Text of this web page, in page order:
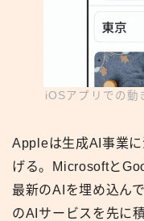
iOSアプリでの動
Appleは生成AI事業
げる。Microsoftと
最新のAIを埋め込ん
のAIサービスを先に